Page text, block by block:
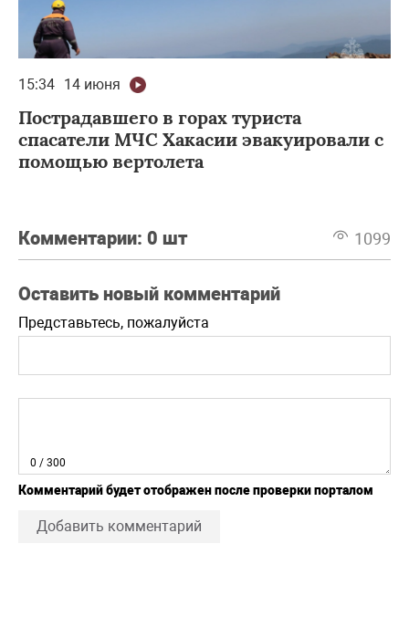
15:34 14 июня
Пострадавшего в горах туриста
спасатели МЧС Хакасии эвакуировали с
помощью вертолета
Комментарии: 0 шт 1099
Оставить новый комментарий
Представьтесь, пожалуйста
0 / 300
Комментарий будет отображен после проверки порталом
Добавить комментарий